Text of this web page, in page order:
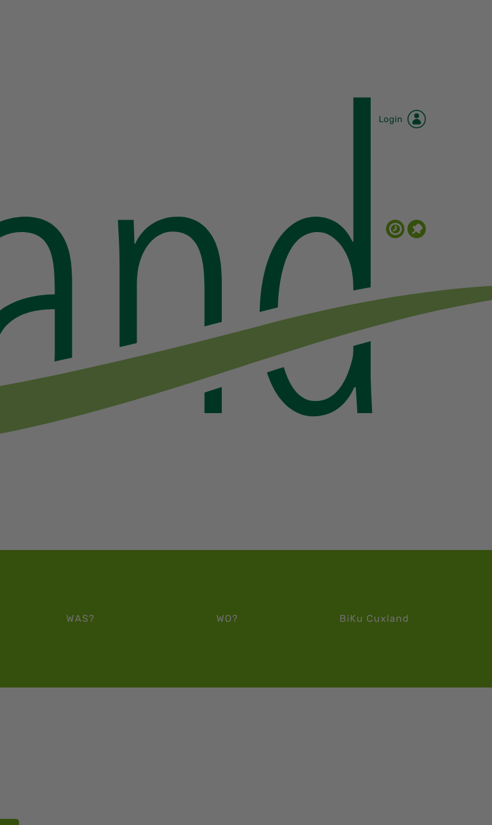
WAS? WO? BiKu Cuxland
Login